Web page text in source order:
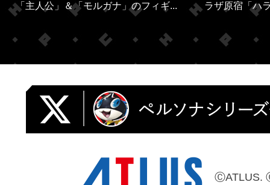
「主人公」＆「モルガナ」のフィギ...
ラザ原宿「ハ
ⒸATLUS.